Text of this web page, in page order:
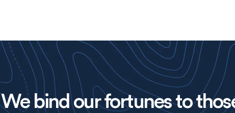
We bind our fortunes to